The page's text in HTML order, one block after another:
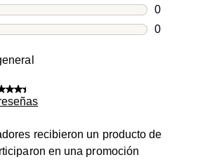
1 reseña
0
0 reseñas
0
recibieron un producto de
en una promoción